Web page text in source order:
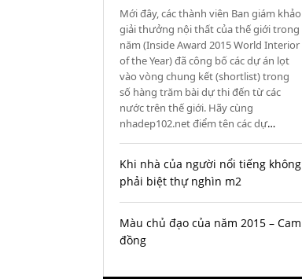
Mới đây, các thành viên Ban giám khảo
giải thưởng nội thất của thế giới trong
năm (Inside Award 2015 World Interior
of the Year) đã công bố các dự án lọt
vào vòng chung kết (shortlist) trong
số hàng trăm bài dự thi đến từ các
nước trên thế giới. Hãy cùng
nhadep102.net điểm tên các dự…
Khi nhà của người nổi tiếng không
phải biệt thự nghìn m2
Màu chủ đạo của năm 2015 – Cam
đồng